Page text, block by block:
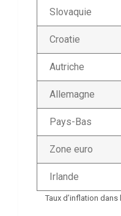
Slovaquie
Croatie
Autriche
Allemagne
Pays-Bas
Zone euro
Irlande
Taux d’inflation dans